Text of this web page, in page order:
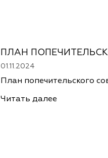
ПЛАН
01.11.2024
План попечительского
Читать далее